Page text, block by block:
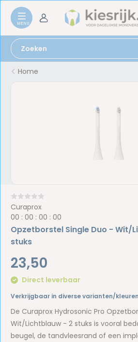
Home
Curaprox
00 :00 :00 :00
Opzetborstel Single Duo - Wit/
stuks
23,50
Direct leverbaar
Verkrijgbaar in diverse varianten/
De Curaprox Hydrosonic Pro
Wit/Lichtblauw - 2 stuks is vooral
beugel, de tandvleesrand of een